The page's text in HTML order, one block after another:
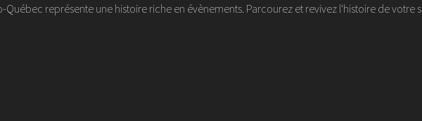
représente une histoire riche en évènements. Parcourez et revivez l'histoire de votre